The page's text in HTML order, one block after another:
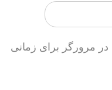
در مرورگر برای زمانی